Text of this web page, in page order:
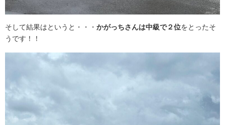
そして結果はというと・・・ かがっちさんは中級で２位をとったそ
うです！！